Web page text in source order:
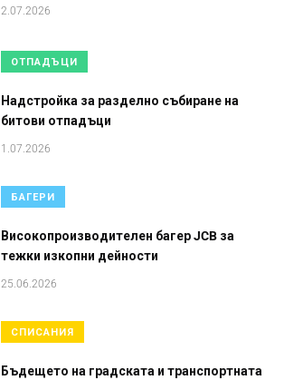
2.07.2026
ОТПАДЪЦИ
Надстройка за разделно събиране на
битови отпадъци
1.07.2026
БАГЕРИ
Високопроизводителен багер JCB за
тежки изкопни дейности
25.06.2026
СПИСАНИЯ
Бъдещето на градската и транспортната